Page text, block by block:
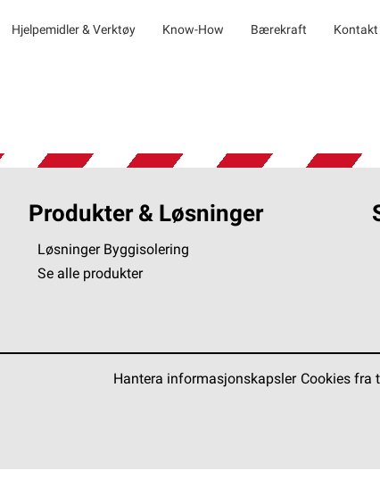
Hjelpemidler & Verktøy Know-How Bærekraft Kontakt
Produkter & Løsninger
Løsninger Byggisolering
Se alle produkter
Hantera informasjonskapsler Cookies fra